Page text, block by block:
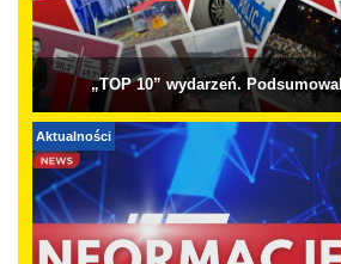
„TOP 10” wydarzeń.
Aktualności